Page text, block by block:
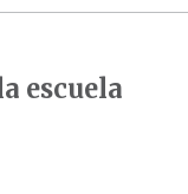
escuela